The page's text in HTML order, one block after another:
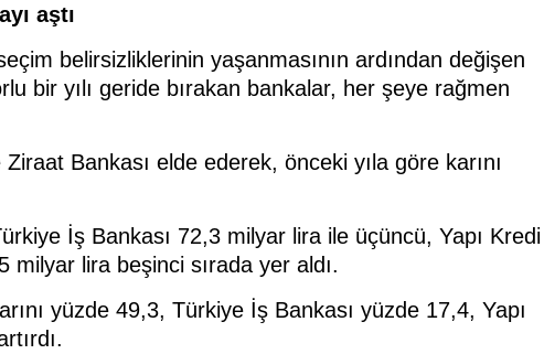
aştı
belirsizliklerinin yaşanmasının ardından değişen
bir yılı geride bırakan bankalar, her şeye rağmen
Bankası elde ederek, önceki yıla göre karını
İş Bankası 72,3 milyar lira ile üçüncü, Yapı Kredi
lira beşinci sırada yer aldı.
yüzde 49,3, Türkiye İş Bankası yüzde 17,4, Yapı